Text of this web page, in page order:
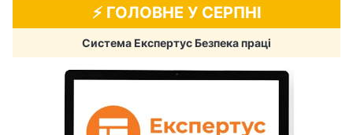
⚡️ ГОЛОВНЕ У СЕРПНІ
Система Експертус Безпека праці